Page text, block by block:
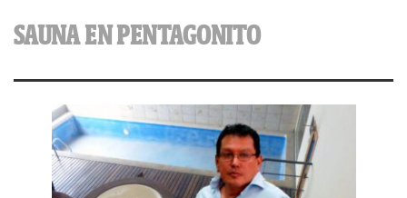
SAUNA EN PENTAGONITO